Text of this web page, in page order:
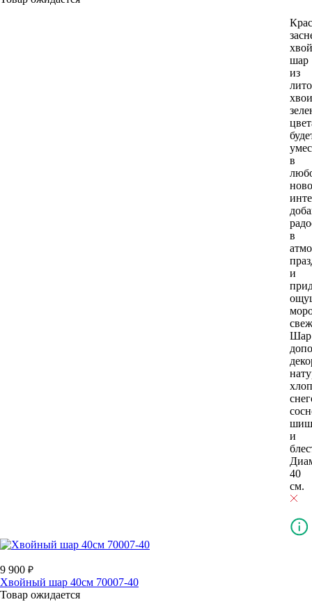
шар
из
хвои
в
в
и
Шар
и
40
см.
9 900
Хвойный шар 40см 70007-40
Товар ожидается